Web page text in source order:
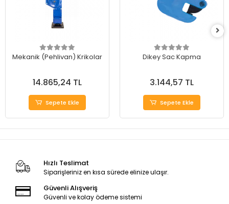
Mekanik (Pehlivan) Krikolar
14.865,24 TL
Sepete Ekle
Dikey Sac Kapma
3.144,57 TL
Sepete Ekle
Hızlı Teslimat
Siparişleriniz en kısa sürede elinize ulaşır.
Güvenli Alışveriş
Güvenli ve kolay ödeme sistemi